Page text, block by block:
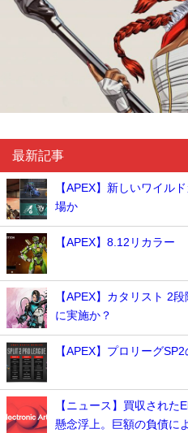
最新記事
【APEX】新しいワイル
場か
【APEX】8.12リカラー
【APEX】カタリスト 2
に実施か？
【APEX】プロリーグ
【ニュース】買収された
懸念浮上。巨額の負債に